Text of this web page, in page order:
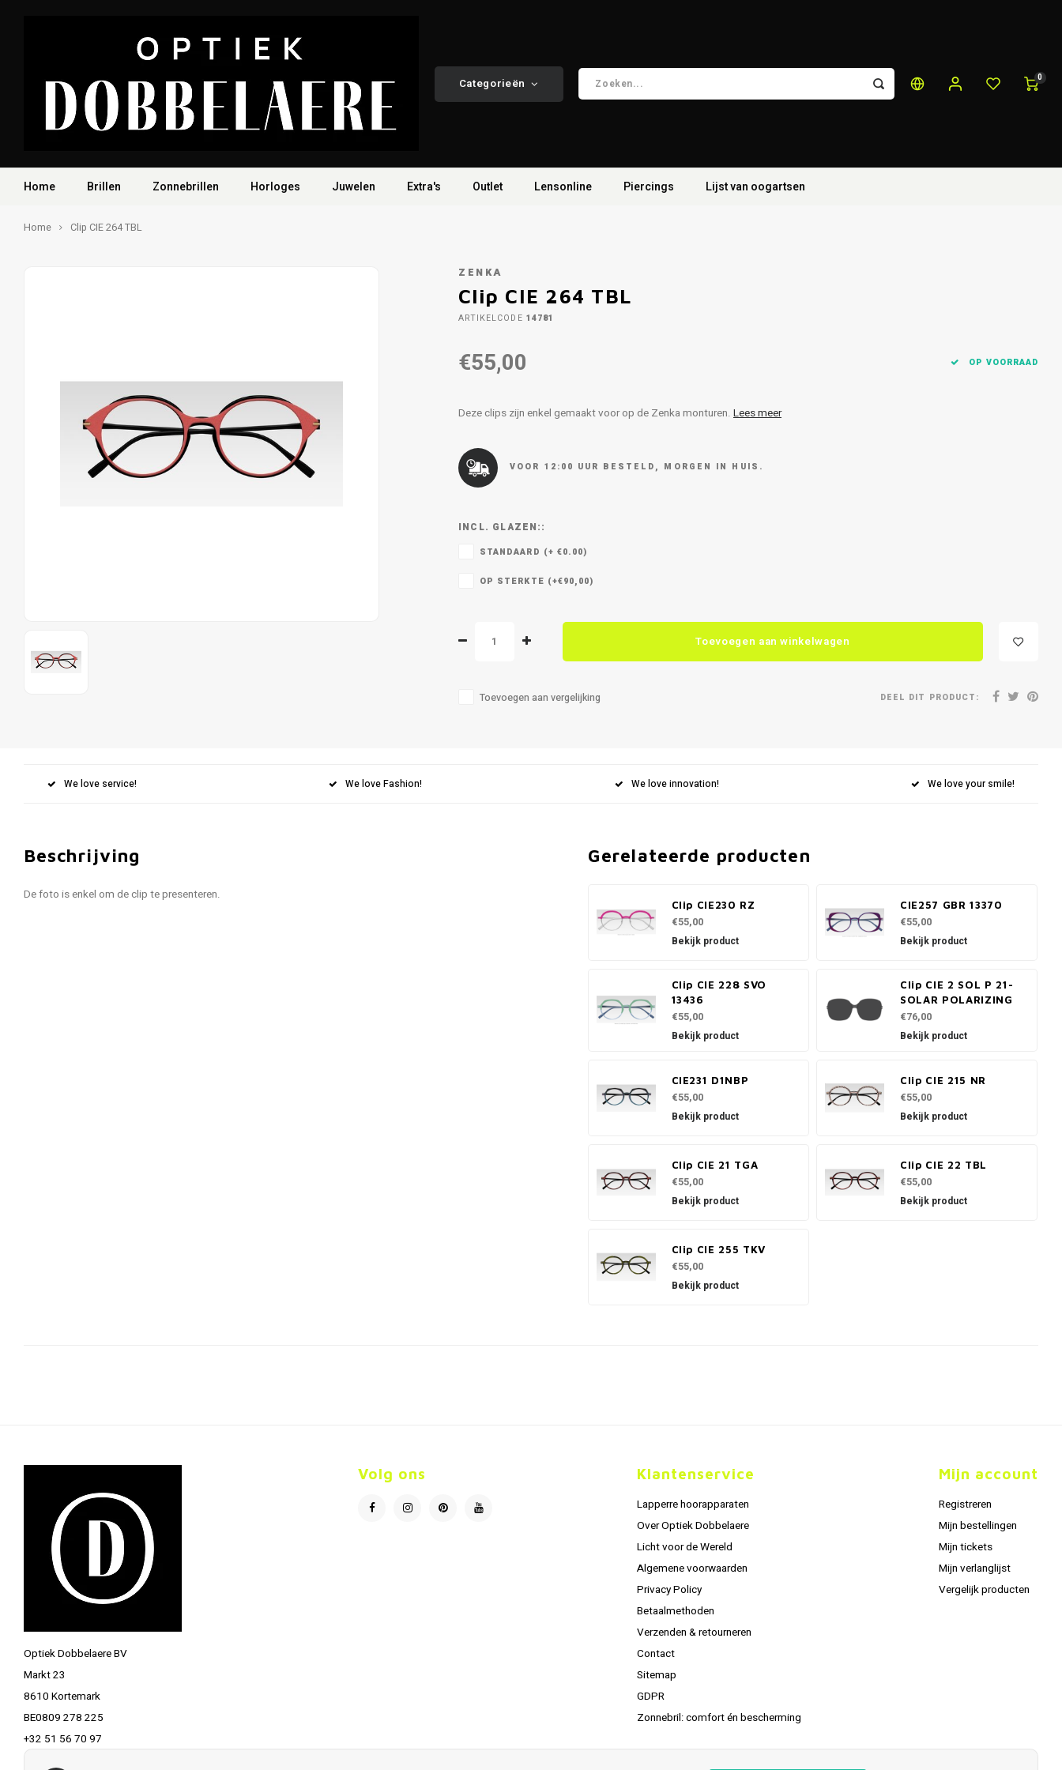
Categorieën 0
Home Brillen Zonnebrillen Horloges Juwelen Extra's Outlet Lensonline Piercings Lijst van oogartsen
Home Clip CIE 264 TBL
ZENKA
Clip CIE 264 TBL
ARTIKELCODE 14781
€55,00 OP VOORRAAD
Deze clips zijn enkel gemaakt voor op de Zenka monturen. Lees meer
VOOR 12:00 UUR BESTELD, MORGEN IN HUIS.
INCL. GLAZEN::
STANDAARD (+ €0.00)
OP STERKTE (+€90,00)
Toevoegen aan winkelwagen
Toevoegen aan vergelijking DEEL DIT PRODUCT:
We love service! We love Fashion! We love innovation! We love your smile!
Beschrijving
De foto is enkel om de clip te presenteren.
Gerelateerde producten
Clip CIE230 RZ
€55,00
Bekijk product
CIE257 GBR 13370
€55,00
Bekijk product
Clip CIE 228 SVO
13436
€55,00
Bekijk product
Clip CIE 2 SOL P 21-
SOLAR POLARIZING
€76,00
Bekijk product
CIE231 D1NBP
€55,00
Bekijk product
Clip CIE 215 NR
€55,00
Bekijk product
Clip CIE 21 TGA
€55,00
Bekijk product
Clip CIE 22 TBL
€55,00
Bekijk product
Clip CIE 255 TKV
€55,00
Bekijk product
Optiek Dobbelaere BV
Markt 23
8610 Kortemark
BE0809 278 225
+32 51 56 70 97
Volg ons Klantenservice
Lapperre hoorapparaten
Over Optiek Dobbelaere
Licht voor de Wereld
Algemene voorwaarden
Privacy Policy
Betaalmethoden
Verzenden & retourneren
Contact
Sitemap
GDPR
Zonnebril: comfort én bescherming
Mijn account
Registreren
Mijn bestellingen
Mijn tickets
Mijn verlanglijst
Vergelijk producten